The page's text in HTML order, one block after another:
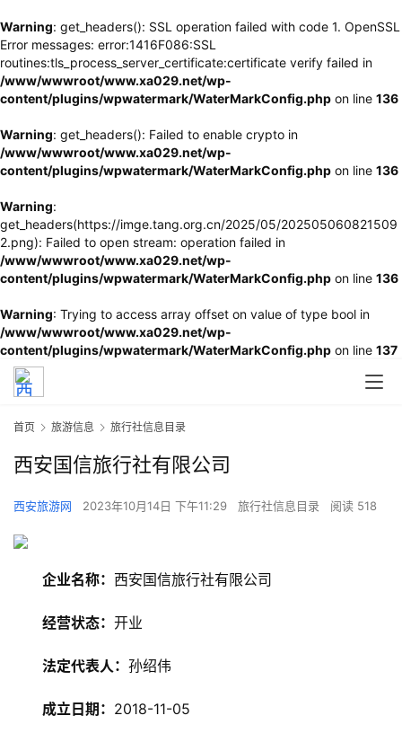
Warning: get_headers(): SSL operation failed with code 1. OpenSSL
Error messages: error:1416F086:SSL
routines:tls_process_server_certificate:certificate verify failed in
/www/wwwroot/www.xa029.net/wp-
content/plugins/wpwatermark/WaterMarkConfig.php on line 136
Warning: get_headers(): Failed to enable crypto in
/www/wwwroot/www.xa029.net/wp-
content/plugins/wpwatermark/WaterMarkConfig.php on line 136
Warning:
get_headers(https://imge.tang.org.cn/2025/05/202505060821509
2.png): Failed to open stream: operation failed in
/www/wwwroot/www.xa029.net/wp-
content/plugins/wpwatermark/WaterMarkConfig.php on line 136
Warning: Trying to access array offset on value of type bool in
/www/wwwroot/www.xa029.net/wp-
content/plugins/wpwatermark/WaterMarkConfig.php on line 137
首页 旅游信息 旅行社信息目录
西安国信旅行社有限公司
西安旅游网 2023年10月14日 下午11:29 旅行社信息目录 阅读 518
企业名称： 西安国信旅行社有限公司
经营状态： 开业
法定代表人： 孙绍伟
成立日期： 2018-11-05